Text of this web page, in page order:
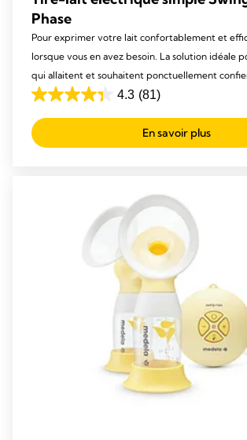
Phase
Pour exprimer votre lait confortablement et
lorsque vous en avez besoin. La solution idéale
qui allaitent et souhaitent ponctuellement
de leur bébé à leur partenaire, partir à un
4.3 (81)
4.3
out
of
En savoir plus